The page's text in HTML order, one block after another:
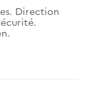
Direction